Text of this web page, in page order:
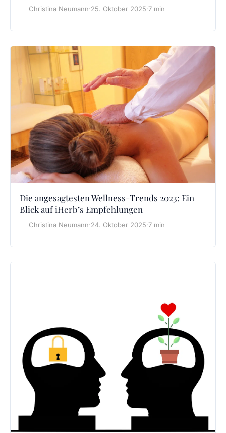
Christina Neumann·25. Oktober 2025·7 min
Die angesagtesten Wellness-Trends 2023: Ein
Blick auf iHerb’s Empfehlungen
Christina Neumann·24. Oktober 2025·7 min